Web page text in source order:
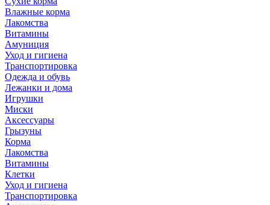
Влажные корма
Лакомства
Витамины
Амуниция
Уход и гигиена
Транспортировка
Одежда и обувь
Лежанки и дома
Игрушки
Миски
Аксессуары
Грызуны
Корма
Лакомства
Витамины
Клетки
Уход и гигиена
Транспортировка